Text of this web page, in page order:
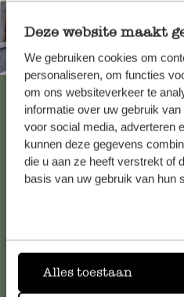
Deze website maakt
We gebruiken cookies om
personaliseren, om functies
om ons websiteverkeer te
informatie over uw gebruik
voor social media, adverteren
kunnen deze gegevens
die u aan ze heeft verstrekt of
basis van uw gebruik van hun
Alles toestaan
Immer in der
Alle 62 Geschäfte
die Antworten aufhäufig